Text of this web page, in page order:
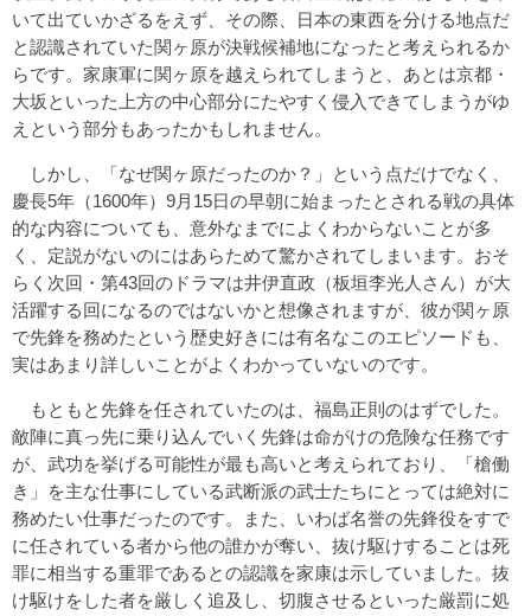
いて出ていかざるをえず、その際、日本の東西を分ける地点だ
と認識されていた関ヶ原が決戦候補地になったと考えられるか
らです。家康軍に関ヶ原を越えられてしまうと、あとは京都・
大坂といった上方の中心部分にたやすく侵入できてしまうがゆ
えという部分もあったかもしれません。
しかし、「なぜ関ヶ原だったのか？」という点だけでなく、
慶長5年（1600年）9月15日の早朝に始まったとされる戦の具体
的な内容についても、意外なまでによくわからないことが多
く、定説がないのにはあらためて驚かされてしまいます。おそ
らく次回・第43回のドラマは井伊直政（板垣李光人さん）が大
活躍する回になるのではないかと想像されますが、彼が関ヶ原
で先鋒を務めたという歴史好きには有名なこのエピソードも、
実はあまり詳しいことがよくわかっていないのです。
もともと先鋒を任されていたのは、福島正則のはずでした。
敵陣に真っ先に乗り込んでいく先鋒は命がけの危険な任務です
が、武功を挙げる可能性が最も高いと考えられており、「槍働
き」を主な仕事にしている武断派の武士たちにとっては絶対に
務めたい仕事だったのです。また、いわば名誉の先鋒役をすで
に任されている者から他の誰かが奪い、抜け駆けすることは死
罪に相当する重罪であるとの認識を家康は示していました。抜
け駆けをした者を厳しく追及し、切腹させるといった厳罰に処